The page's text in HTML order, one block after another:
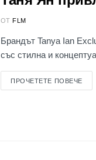
ОТ FLM
Брандът Tanya Ian
със стилна и
ПРОЧЕТЕТЕ ПОВЕЧЕ